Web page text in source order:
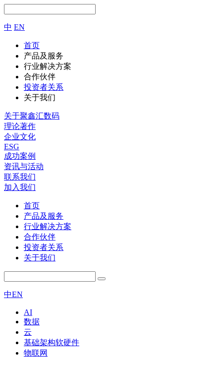
中 EN
首页
产品及服务
行业解决方案
合作伙伴
投资者关系
关于我们
关于聚鑫汇数码
理论著作
企业文化
ESG
成功案例
资讯与活动
联系我们
加入我们
首页
产品及服务
行业解决方案
合作伙伴
投资者关系
关于我们
中EN
AI
数据
云
基础架构软硬件
物联网